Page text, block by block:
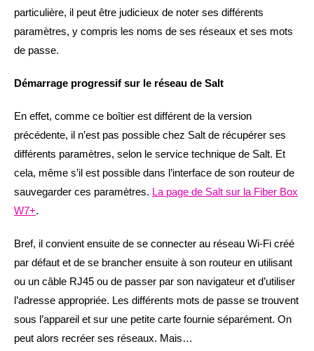
particulière, il peut être judicieux de noter ses différents
paramètres, y compris les noms de ses réseaux et ses mots
de passe.
Démarrage progressif sur le réseau de Salt
En effet, comme ce boîtier est différent de la version
précédente, il n’est pas possible chez Salt de récupérer ses
différents paramètres, selon le service technique de Salt. Et
cela, même s’il est possible dans l’interface de son routeur de
sauvegarder ces paramètres. La page de Salt sur la Fiber Box
W7+.
Bref, il convient ensuite de se connecter au réseau Wi-Fi créé
par défaut et de se brancher ensuite à son routeur en utilisant
ou un câble RJ45 ou de passer par son navigateur et d’utiliser
l’adresse appropriée. Les différents mots de passe se trouvent
sous l’appareil et sur une petite carte fournie séparément. On
peut alors recréer ses réseaux. Mais…